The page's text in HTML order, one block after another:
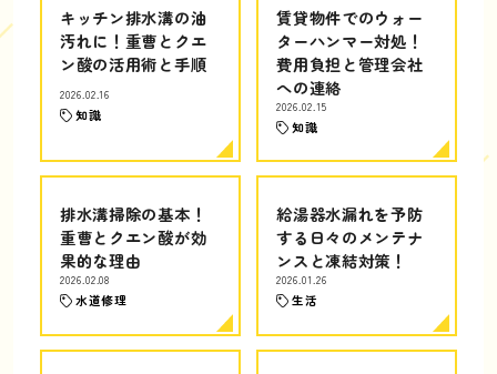
キッチン排水溝の油
汚れに！重曹とクエ
ン酸の活用術と手順
2026.02.16
知識
賃貸物件でのウォー
ターハンマー対処！
費用負担と管理会社
への連絡
2026.02.15
知識
排水溝掃除の基本！
重曹とクエン酸が効
果的な理由
2026.02.08
水道修理
給湯器水漏れを予防
する日々のメンテナ
ンスと凍結対策！
2026.01.26
生活